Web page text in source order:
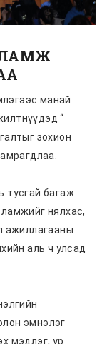
манай
“
зохион
тусгай багаж
нялхас,
ажиллагааны
аль ч улсад
эмнэлэг
мэдлэг, ур